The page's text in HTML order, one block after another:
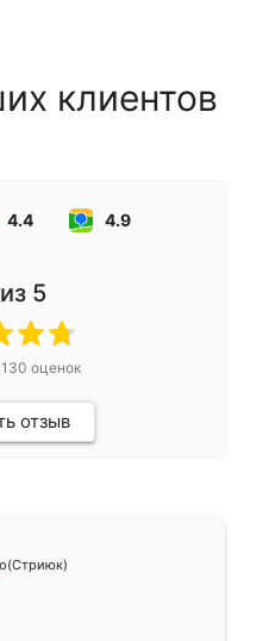
клиентов
4.4 4.9
из 5
130 оценок
отзыв